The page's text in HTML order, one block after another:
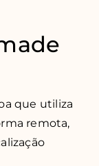
que utiliza
remota,